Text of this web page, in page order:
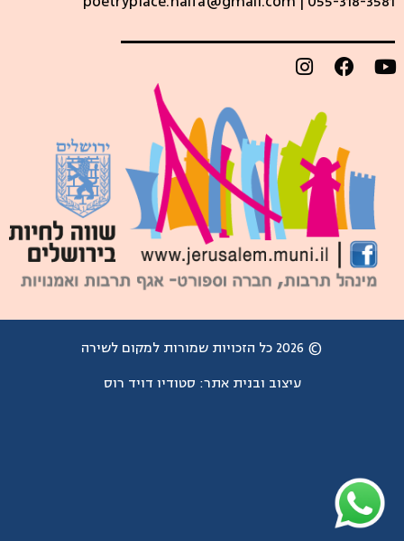
© 2026 כל הזכויות שמורות למקום לשירה
עיצוב ובנית אתר: סטודיו דויד רוס